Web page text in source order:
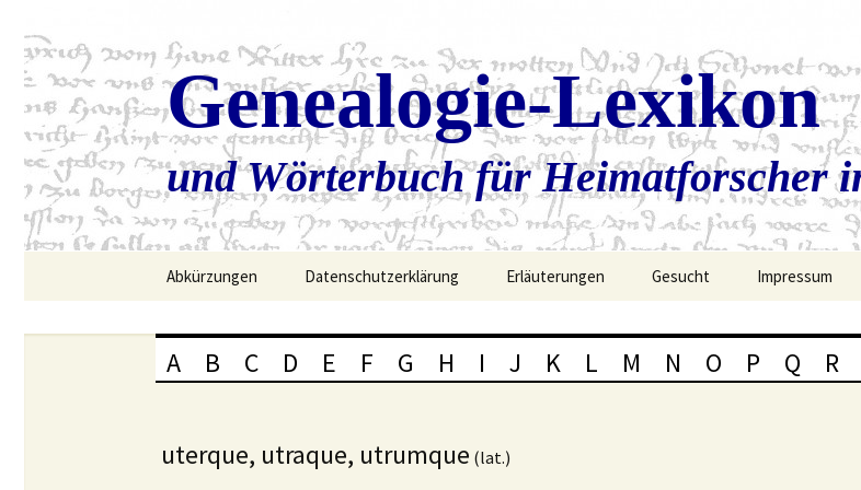
Genealogie-Lexikon
und Wörterbuch für Heimatforscher
Abkürzungen Datenschutzerklärung Erläuterungen Gesucht Impressum
A B C D E F G H I J K L M N O P Q R
uterque, utraque, utrumque (lat.)